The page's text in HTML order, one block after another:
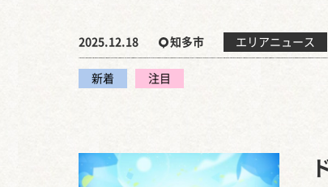
2025.12.18 知多市 エリアニュース
新着 注目